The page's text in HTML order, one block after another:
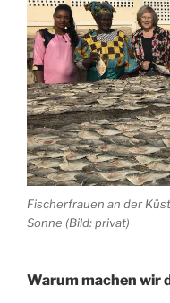
Fischerfrauen an der
Sonne (Bild: privat)
Warum machen wir